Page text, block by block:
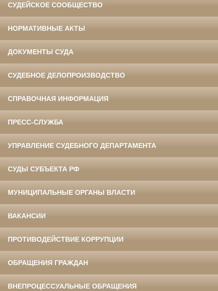
СУДЕЙСКОЕ СООБЩЕСТВО
НОРМАТИВНЫЕ АКТЫ
ДОКУМЕНТЫ СУДА
СУДЕБНОЕ ДЕЛОПРОИЗВОДСТВО
СПРАВОЧНАЯ ИНФОРМАЦИЯ
ПРЕСС-СЛУЖБА
УПРАВЛЕНИЕ СУДЕБНОГО ДЕПАРТАМЕНТА
СУДЫ СУБЪЕКТА РФ
МУНИЦИПАЛЬНЫЕ ОРГАНЫ ВЛАСТИ
ВАКАНСИИ
ПРОТИВОДЕЙСТВИЕ КОРРУПЦИИ
ОБРАЩЕНИЯ ГРАЖДАН
ВНЕПРОЦЕССУАЛЬНЫЕ ОБРАЩЕНИЯ